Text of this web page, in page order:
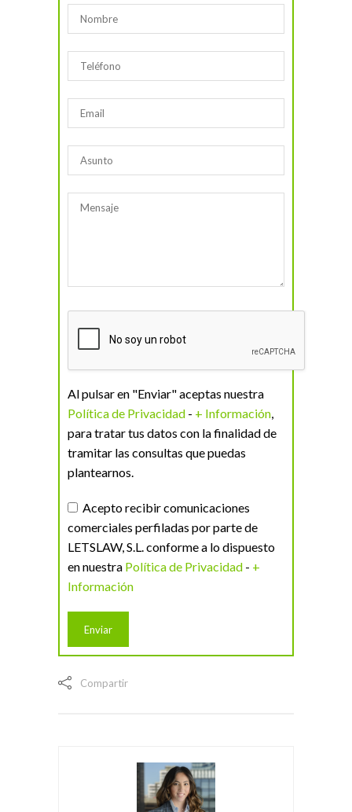
Al pulsar en "Enviar" aceptas nuestra
Política de Privacidad - + Información,
para tratar tus datos con la finalidad de
tramitar las consultas que puedas
plantearnos.
Acepto recibir comunicaciones
comerciales perfiladas por parte de
LETSLAW, S.L. conforme a lo dispuesto
en nuestra Política de Privacidad - +
Información
Compartir